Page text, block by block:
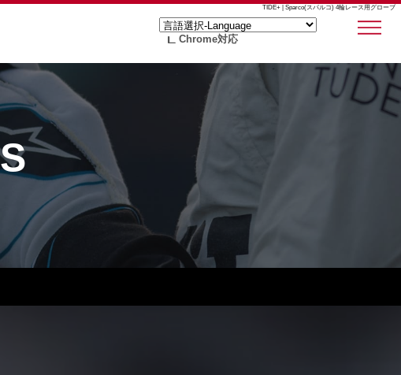
TIDE+ | Sparco(スパルコ) 4輪レース用グローブ
Chrome対応